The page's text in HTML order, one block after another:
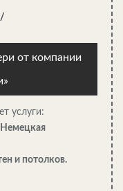
от компании
услуги:
Немецкая
и потолков.